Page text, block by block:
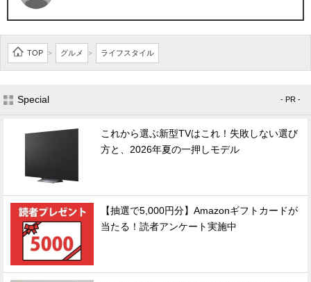
TOP > グルメ > ライフスタイル
Special - PR -
これから選ぶ新型TVはこれ！失敗しない選び
方と、2026年夏の一押しモデル
【抽選で5,000円分】Amazonギフトカードが
当たる！読者アンケート実施中